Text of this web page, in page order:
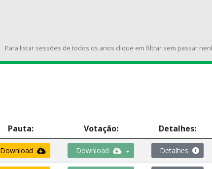
Para listar sessões de todos os anos clique em filtrar sem passar
Pauta: Votação: Detalhes:
Download Download Detalhes